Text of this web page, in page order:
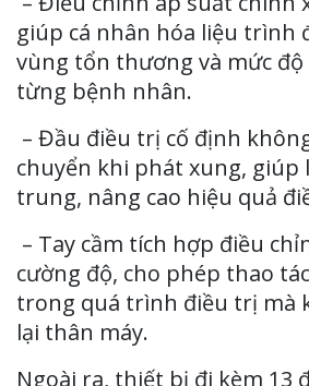
giúp cá nhân hóa liệu trình
vùng tổn thương và mức độ
từng bệnh nhân.
– Đầu điều trị cố định
chuyển khi phát xung, giúp
trung, nâng cao hiệu quả
– Tay cầm tích hợp điều
cường độ, cho phép thao
trong quá trình điều trị mà
lại thân máy.
Ngoài ra, thiết bị đi kèm 13